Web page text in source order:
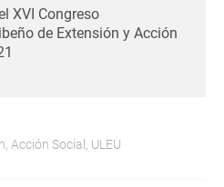
XVI Congreso
de Extensión y Acción
, Acción Social , ULEU